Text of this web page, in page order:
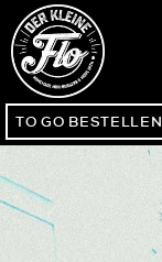
TO GO BESTELLEN